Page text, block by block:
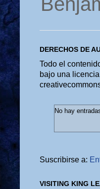
DERECHOS DE
Todo el
bajo una
No hay
Suscribirse a:
VISITING KING